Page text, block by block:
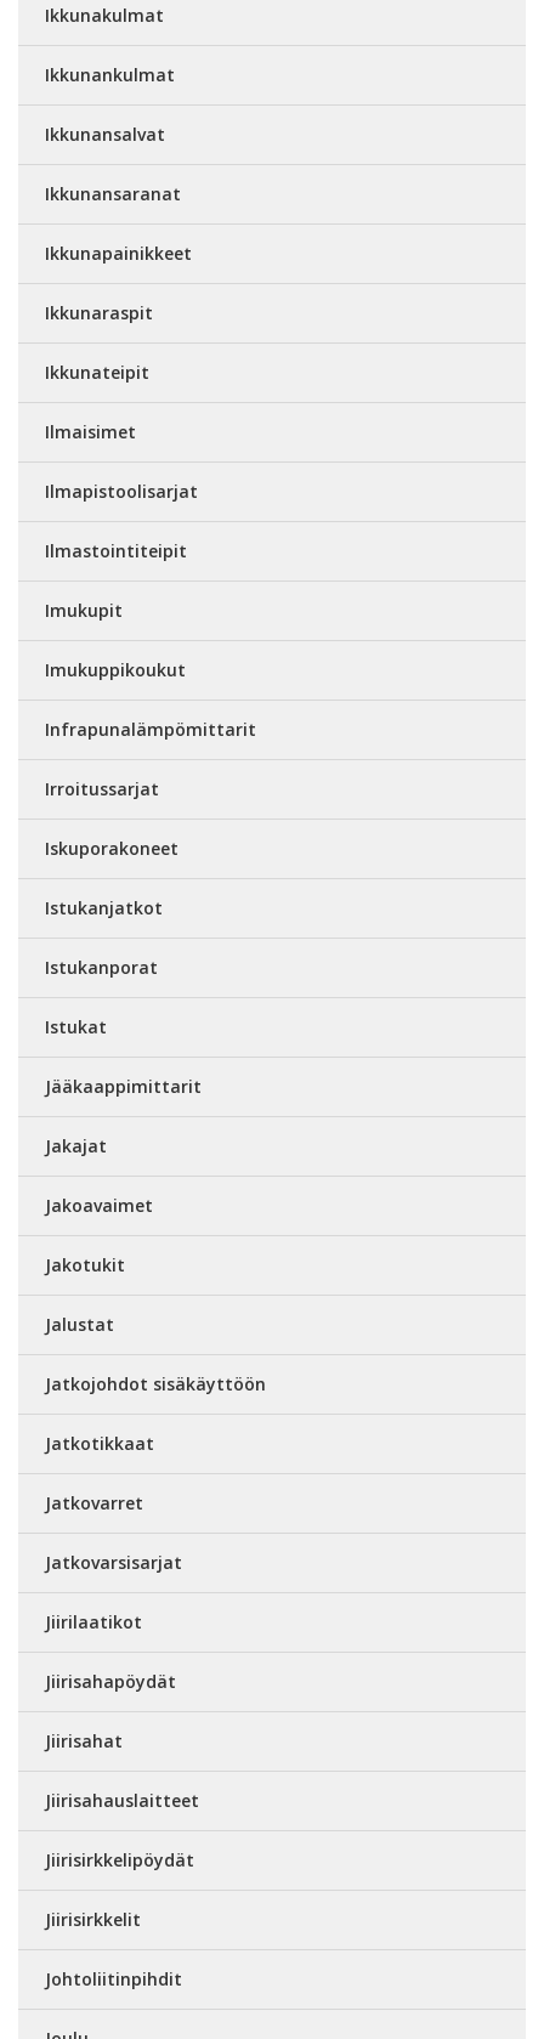
Ikkunakulmat
Ikkunankulmat
Ikkunansalvat
Ikkunansaranat
Ikkunapainikkeet
Ikkunaraspit
Ikkunateipit
Ilmaisimet
Ilmapistoolisarjat
Ilmastointiteipit
Imukupit
Imukuppikoukut
Infrapunalämpömittarit
Irroitussarjat
Iskuporakoneet
Istukanjatkot
Istukanporat
Istukat
Jääkaappimittarit
Jakajat
Jakoavaimet
Jakotukit
Jalustat
Jatkojohdot sisäkäyttöön
Jatkotikkaat
Jatkovarret
Jatkovarsisarjat
Jiirilaatikot
Jiirisahapöydät
Jiirisahat
Jiirisahauslaitteet
Jiirisirkkelipöydät
Jiirisirkkelit
Johtoliitinpihdit